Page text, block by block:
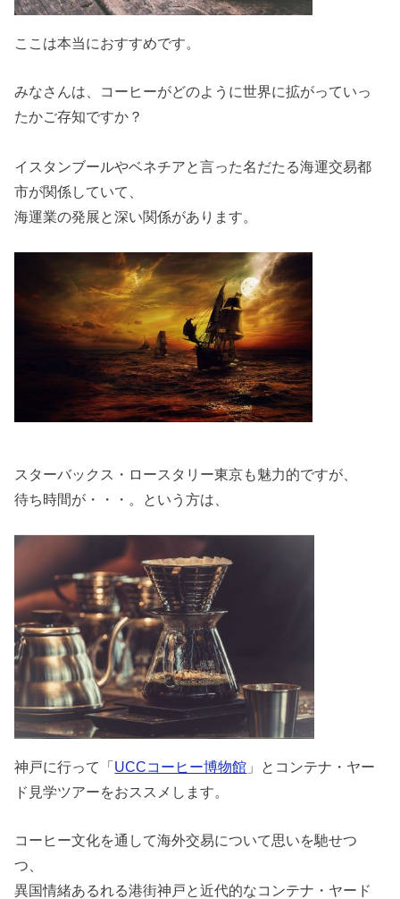
ここは本当におすすめです。
みなさんは、コーヒーがどのように世界に拡がっていっ
たかご存知ですか？
イスタンブールやベネチアと言った名だたる海運交易都
市が関係していて、
海運業の発展と深い関係があります。
スターバックス・ロースタリー東京も魅力的ですが、
待ち時間が・・・。という方は、
神戸に行って「UCCコーヒー博物館 」とコンテナ・ヤー
ド見学ツアーをおススメします。
コーヒー文化を通して海外交易について思いを馳せつ
つ、
異国情緒あるれる港街神戸と近代的なコンテナ・ヤード